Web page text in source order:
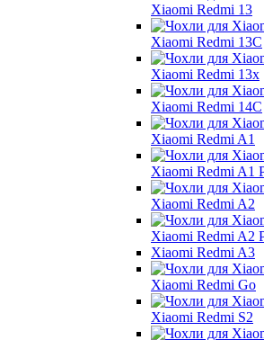
Xiaomi Redmi 13
Xiaomi Redmi 13C
Xiaomi Redmi 13x
Xiaomi Redmi 14C
Xiaomi Redmi A1
Xiaomi Redmi A1
Xiaomi Redmi A2
Xiaomi Redmi A2
Xiaomi Redmi A3
Xiaomi Redmi Go
Xiaomi Redmi S2